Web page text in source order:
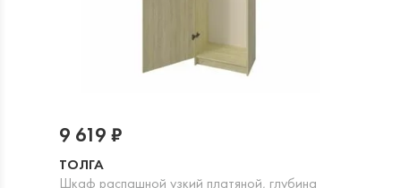
ТОЛГА
Шкаф распашной узкий платяной, глубина
9 619 ₽